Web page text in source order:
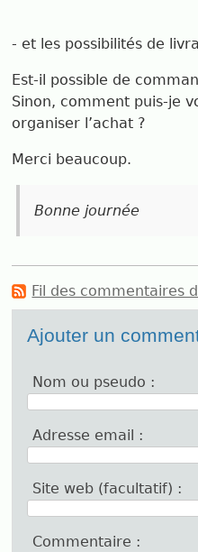
- et les possibilités de
Est-il possible de
Sinon, comment puis-je
organiser l’achat ?
Merci beaucoup.
Bonne journée
Fil des commentaires
Ajouter un
Nom ou pseudo :
Adresse email :
Site web (facultatif) :
Commentaire :